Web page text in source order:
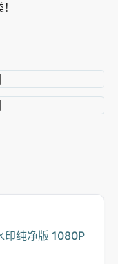
印纯净版 1080P